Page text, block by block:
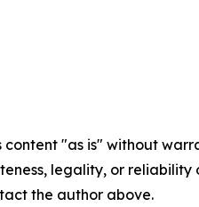
content "as is" without
legality, or
the author above.